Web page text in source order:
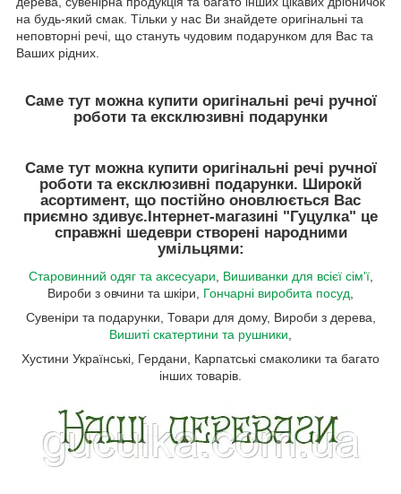
на будь-який смак. Тільки у нас Ви знайдете оригінальні та
неповторні речі, що стануть чудовим подарунком для Вас та
Ваших рідних.
Саме тут можна купити оригінальні речі ручної
роботи та ексклюзивні подарунки
Саме тут можна купити оригінальні речі ручної
роботи та ексклюзивні подарунки. Широкй
асортимент, що постійно оновлюється Вас
приємно здивує.Інтернет-магазині "Гуцулка" це
справжні шедеври створені народними
умільцями:
Старовинний одяг та аксесуари Вишиванки для всієї сім'ї,
Вироби з овчини та шкіри,
Гончарні виробита посуд
Сувеніри та подарунки, Товари для дому, Вироби з дерева,
Вишиті скатертини та рушники
Хустини Українські, Гердани, Карпатські смаколики та багато
інших товарів.